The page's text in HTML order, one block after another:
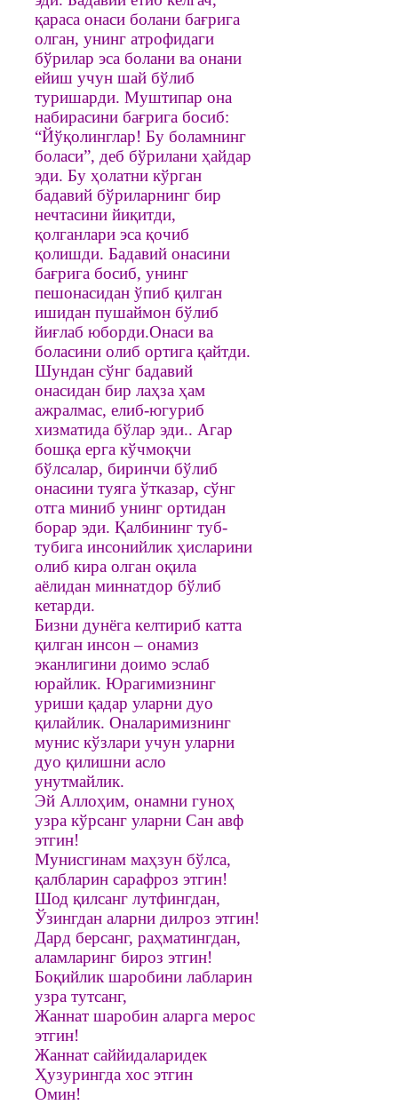
қараса онаси болани бағрига
олган, унинг атрофидаги
бўрилар эса болани ва онани
ейиш учун шай бўлиб
туришарди. Муштипар она
набирасини бағрига босиб:
“Йўқолинглар! Бу боламнинг
боласи”, деб бўрилани ҳайдар
эди. Бу ҳолатни кўрган
бадавий бўриларнинг бир
нечтасини йиқитди,
қолганлари эса қочиб
қолишди. Бадавий онасини
бағрига босиб, унинг
пешонасидан ўпиб қилган
ишидан пушаймон бўлиб
йиғлаб юборди.Онаси ва
боласини олиб ортига қайтди.
Шундан сўнг бадавий
онасидан бир лаҳза ҳам
ажралмас, елиб-югуриб
хизматида бўлар эди.. Агар
бошқа ерга кўчмоқчи
бўлсалар, биринчи бўлиб
онасини туяга ўтказар, сўнг
отга миниб унинг ортидан
борар эди. Қалбининг туб-
тубига инсонийлик ҳисларини
олиб кира олган оқила
аёлидан миннатдор бўлиб
кетарди.
Бизни дунёга келтириб катта
қилган инсон – онамиз
эканлигини доимо эслаб
юрайлик. Юрагимизнинг
уриши қадар уларни дуо
қилайлик. Оналаримизнинг
мунис кўзлари учун уларни
дуо қилишни асло
унутмайлик.
Эй Аллоҳим, онамни гуноҳ
узра кўрсанг уларни Сан авф
этгин!
Мунисгинам маҳзун бўлса,
қалбларин сарафроз этгин!
Шод қилсанг лутфингдан,
Ўзингдан аларни дилроз этгин!
Дард берсанг, раҳматингдан,
аламларинг бироз этгин!
Боқийлик шаробини лабларин
узра тутсанг,
Жаннат шаробин аларга мерос
этгин!
Жаннат саййидаларидек
Ҳузурингда хос этгин
Омин!